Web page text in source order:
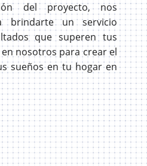
del proyecto, nos
brindarte un servicio
que superen tus
nosotros para crear el
sueños en tu hogar en